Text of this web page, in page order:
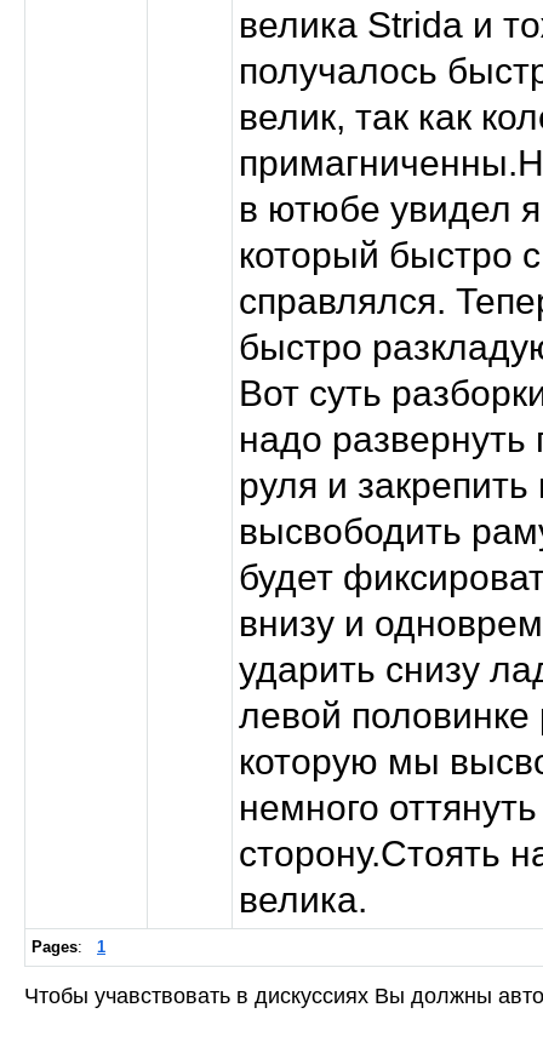
велика Strida и
получалось
велик, так как
в ютюбе увидел
который быстро
справлялся.
быстро
Вот суть
надо развернуть
руля и
высвободить
будет
внизу и
ударить снизу
левой
которую мы
немного
сторону.Стоять
велика.
Pages: 1
Чтобы учавствовать в дискуссиях Вы должны